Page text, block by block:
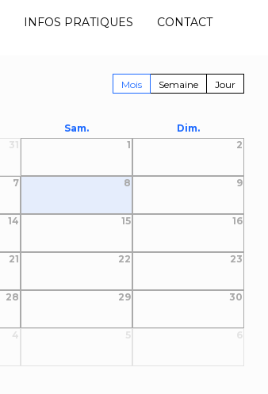
INFOS PRATIQUES CONTACT
Mois Semaine Jour
Sam.
Dim.
31 1 2
7 8 9
14 15 16
21 22 23
28 29 30
4 5 6